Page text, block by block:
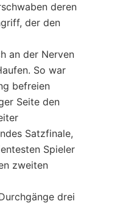
deren
der den
an der Nerven
So war
befreien
Seite den
Satzfinale,
Spieler
zweiten
drei